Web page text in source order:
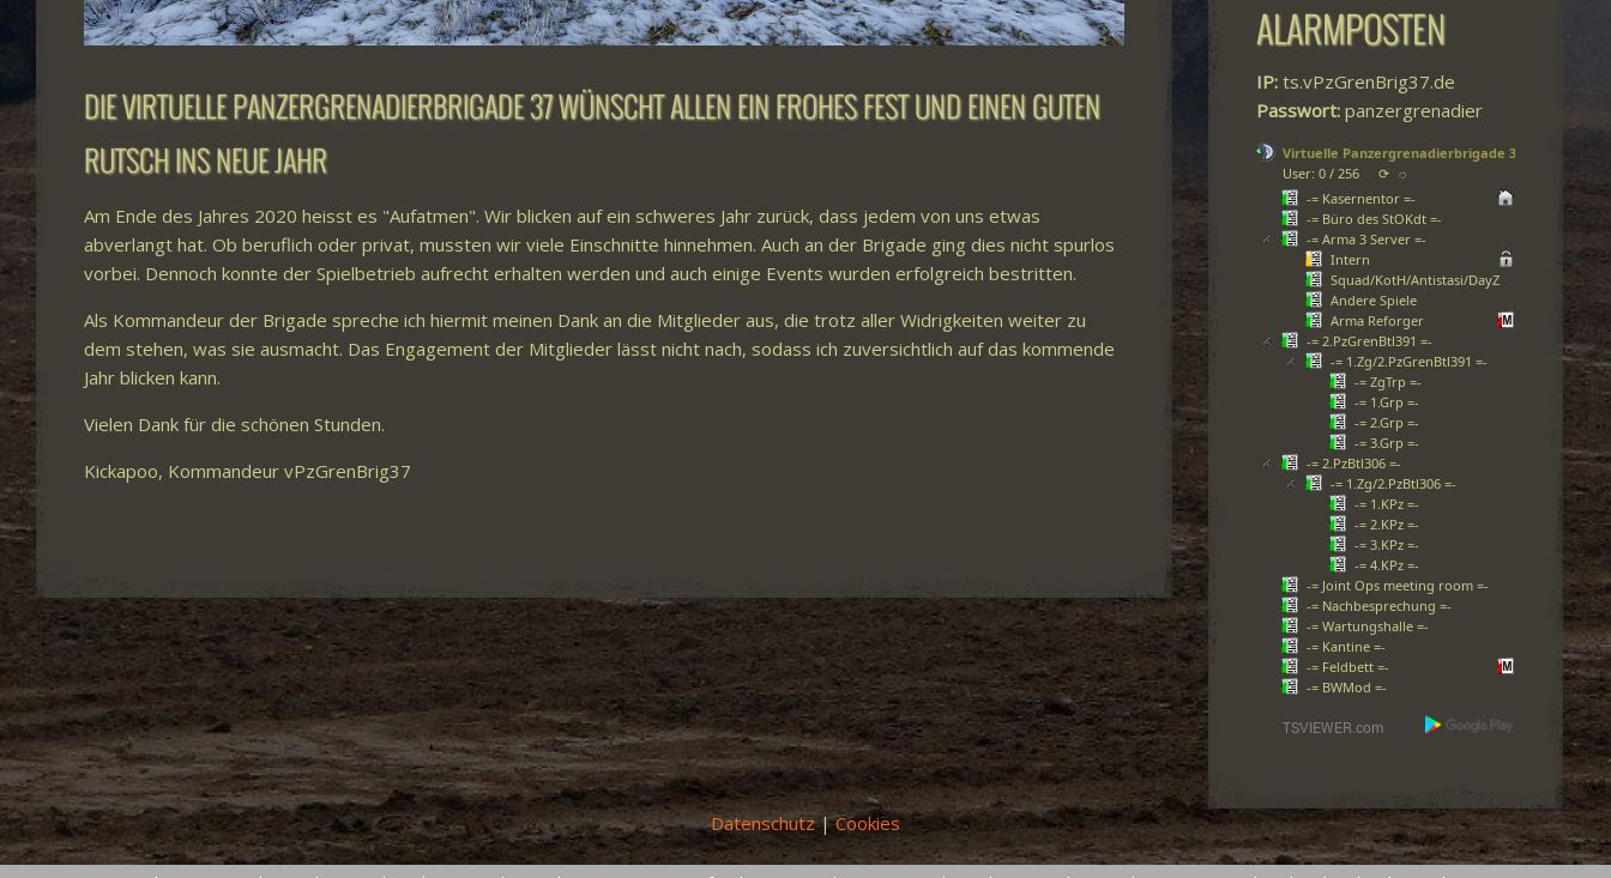
DIE VIRTUELLE PANZERGRENADIERBRIGADE 37 WÜNSCHT ALLEN EIN FROHES FEST UND EINEN GUTEN
RUTSCH INS NEUE JAHR
Am Ende des Jahres 2020 heisst es "Aufatmen". Wir blicken auf ein schweres Jahr zurück, dass jedem von uns etwas
abverlangt hat. Ob beruflich oder privat, mussten wir viele Einschnitte hinnehmen. Auch an der Brigade ging dies nicht spurlos
vorbei. Dennoch konnte der Spielbetrieb aufrecht erhalten werden und auch einige Events wurden erfolgreich bestritten.
Als Kommandeur der Brigade spreche ich hiermit meinen Dank an die Mitglieder aus, die trotz aller Widrigkeiten weiter zu
dem stehen, was sie ausmacht. Das Engagement der Mitglieder lässt nicht nach, sodass ich zuversichtlich auf das kommende
Jahr blicken kann.
Vielen Dank für die schönen Stunden.
Kickapoo, Kommandeur vPzGrenBrig37
ALARMPOSTEN
IP: ts.vPzGrenBrig37.de
Passwort: panzergrenadier
Virtuelle Panzergrenadierbrigade 37
User: 0 / 256
⟳ ◌
-= Kasernentor =-
-= Büro des StOKdt =-
-= Arma 3 Server =-
Intern
Squad/KotH/Antistasi/DayZ
Andere Spiele
Arma Reforger
-= 2.PzGrenBtl391 =-
-= 1.Zg/2.PzGrenBtl391 =-
-= ZgTrp =-
-= 1.Grp =-
-= 2.Grp =-
-= 3.Grp =-
-= 2.PzBtl306 =-
-= 1.Zg/2.PzBtl306 =-
-= 1.KPz =-
-= 2.KPz =-
-= 3.KPz =-
-= 4.KPz =-
-= Joint Ops meeting room =-
-= Nachbesprechung =-
-= Wartungshalle =-
-= Kantine =-
-= Feldbett =-
-= BWMod =-
Datenschutz|Cookies